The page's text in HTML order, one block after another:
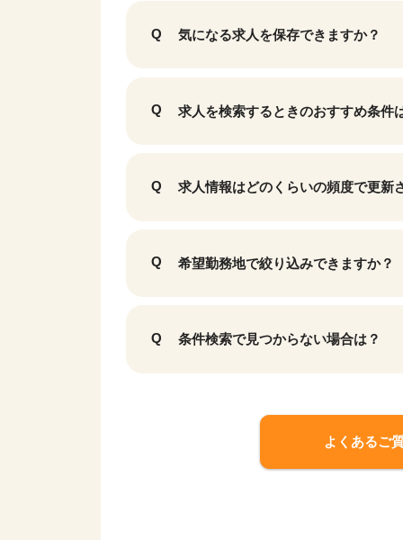
気になる求人を保存できますか？
求人を検索するときのおすすめ条件
求人情報はどのくらいの頻度で更新
希望勤務地で絞り込みできますか？
条件検索で見つからない場合は？
よくあるご
該当件数